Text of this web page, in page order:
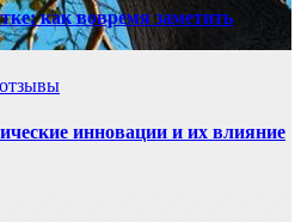
как вовремя заметить
инновации и их влияние